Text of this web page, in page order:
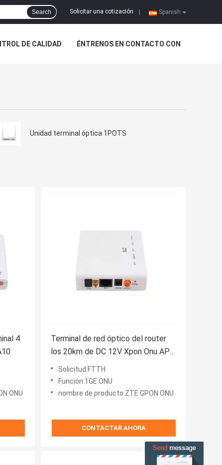
Spanish
Solicitar una cotización
Search
DE CALIDAD ÉNTRENOS EN CONTACTO CON
Unidad terminal óptica 1POTS
4
ONU
Terminal de red óptico del router
los 20km de DC 12V Xpon Onu APC
FTTH
Solicitud:FTTH
Función:1GE ONU
nombre de producto:ZTE GPON ONU
CONTACTAR AHORA